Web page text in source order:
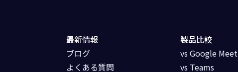
最新情報
ブログ
よくある質問
製品比較
vs Google Meet
vs Teams